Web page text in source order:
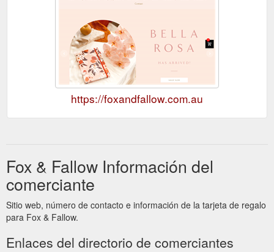
https://foxandfallow.com.au
Fox & Fallow Información del
comerciante
Sitio web, número de contacto e información de la tarjeta de regalo
para Fox & Fallow.
Enlaces del directorio de comerciantes